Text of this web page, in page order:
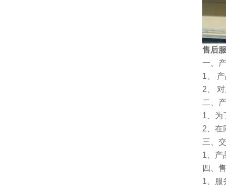
售后
一、
1、
2、
二、
1、为
2、在
三、
1、产
四、
1、服